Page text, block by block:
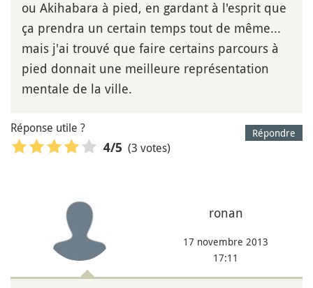
ou Akihabara à pied, en gardant à l'esprit que
ça prendra un certain temps tout de même...
mais j'ai trouvé que faire certains parcours à
pied donnait une meilleure représentation
mentale de la ville.
Répondre
Réponse utile ?
4/5 (3 votes)
ronan
17 novembre 2013
17:11